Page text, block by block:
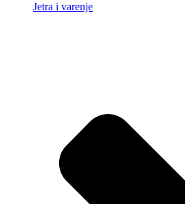
Jetra i varenje